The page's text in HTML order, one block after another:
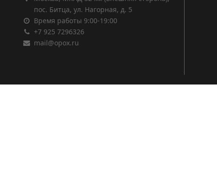
пос. Битца, ул. Нагорная, д. 5
Время работы 9:00-19:00
+7 925 7296326
mail@opox.ru